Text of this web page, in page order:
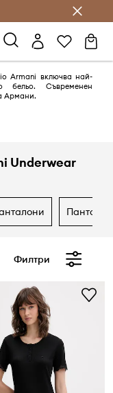
Armani включва най-
бельо. Съвременен
Армани.
Underwear
Филтри